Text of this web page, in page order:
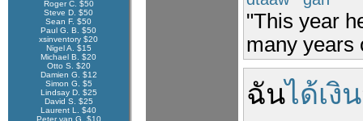
Roger C. $50
Steve D. $50
Sean F. $50
Paul G. B. $50
xsinventory $20
Nigel A. $15
Michael B. $20
Otto S. $20
Damien G. $12
Simon G. $5
Lindsay D. $25
David S. $25
Laurent L. $40
Peter van G. $10
"This year
many years
ฉันได้เงิน